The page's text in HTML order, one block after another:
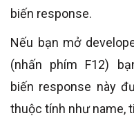
biến response.
Nếu bạn mở
(nhấn phím F12)
biến response này
thuộc tính như name,